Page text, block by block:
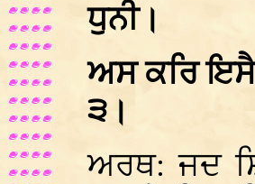
ਧੁਨੀ।
ਅਸ ਕਰਿ ਇਸੈ
੩।
ਅਰਥ: ਜਦ